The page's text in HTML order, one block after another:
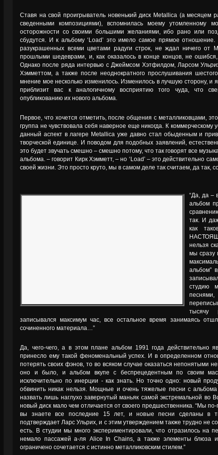
Ставя на свой проигрыватель новенький диск Metallica (а месяцем
сведенными композициями), вспомнилась моему утомленному
осторожности со своими большими желаниями, ибо рано или
сбудутся. И к альбому ‘Load’ это имело самое прямое
разукрашенных всеми цветами радуги строк, не ждал ничего от
прошлыми шедеврами, и, как оказалось в конце концов, не ошибся,
Однако после ряда интервью с Джеймсом Хэтфилдом, Ларсом
Хэмметтом, а также после неоднократного прослушивания
мнение мое несколько изменилось. Изменилось в лучшую сторону, и
приблизит вас к аналогичному восприятию того чуда, что
опубликованию их нового альбома.
Первое, что хочется отметить, после общения с металликовцами,
группа не чувствовала себя наверное еще никогда. К коммерческому
данный аспект в лагере Metallica уже давно стал обыденным и
творческой единице. И поводом для подобных заявлений,
это будет звучать смешно – смешно потому, что так говорят все
альбома. – говорит Кирк Хэмметт, – но ‘Load’ – это действительно
своей жизни. Это просто круто, мы в самом деле так считаем, да так,
“Да, да –
альбом
так. И
как
нельзя
мы сразу
альбом”
студию
тысячу
записывался максимум час, все остальное время занимаясь
сочиненного материала…”
Да, чего-чего, а в этом плане альбом 1991 года действительно
принесло ему такой феноменальный успех. И в определенном
потерять своих фэнов, то во всяком случае оказаться непонятыми
оно и было, и альбом вкупе с беспрецедентным по своим
исключительно по инерции - как знать. Но точно одно: новый
обвинить никак нельзя. Мощные и очень тяжелые песни с альбома
назвать лишь наглухо завернутый маньяк самой экстремальной во
новый диск мало чем отличается от своего предшественника. “Мы
вы знаете все последние 15 лет, и новые песни сделаны в
подтверждает Ларс Ульрих, и с этим утверждением также трудно не
есть. В студии мы много экспериментировали, что отразилось на
немало пассажей а-ля Alice In Chains, а также элементы блюза
ограничено сочетается с истинно металликовским стилем.”